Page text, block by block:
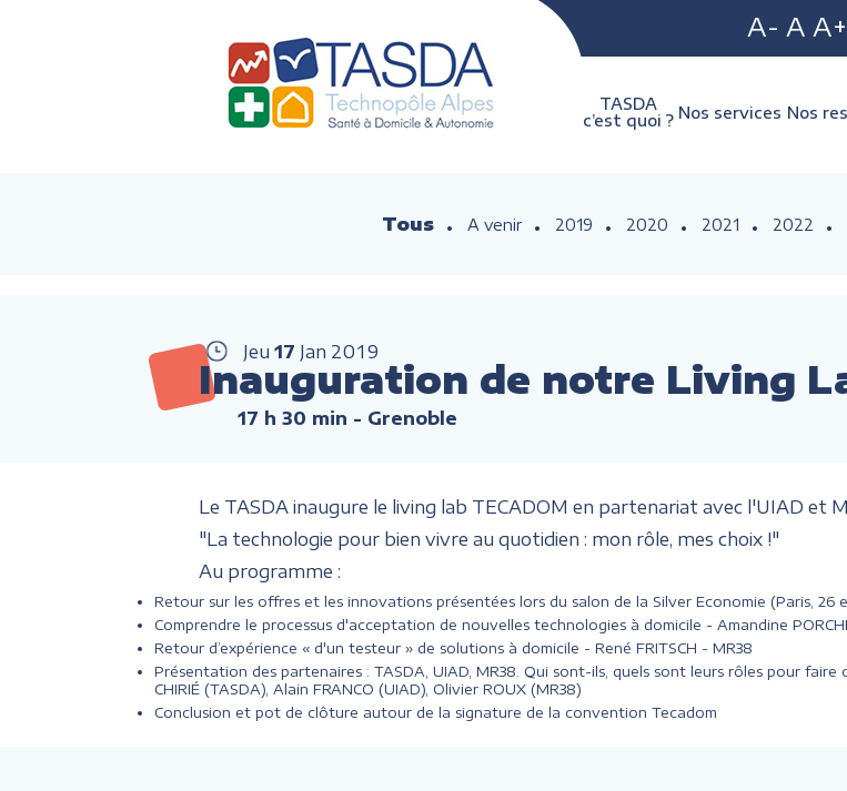
A- A A+
TASDA
c’est quoi ? Nos services Nos
Tous A venir 2019 2020 2021 2022
Jeu 17 Jan 2019
Inauguration de notre Living
17 h 30 min - Grenoble
Le TASDA inaugure le living lab TECADOM en partenariat avec l'UIAD et
"La technologie pour bien vivre au quotidien : mon rôle, mes choix !"
Au programme :
Retour sur les offres et les innovations présentées lors du salon de la Silver Economie (Paris, 26
Comprendre le processus d'acceptation de nouvelles technologies à domicile - Amandine
Retour d’expérience « d'un testeur » de solutions à domicile - René FRITSCH - MR38
Présentation des partenaires : TASDA, UIAD, MR38. Qui sont-ils, quels sont leurs rôles pour
CHIRIÉ (TASDA), Alain FRANCO (UIAD), Olivier ROUX (MR38)
Conclusion et pot de clôture autour de la signature de la convention Tecadom